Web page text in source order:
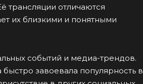
трансляции отличаются
их близкими и понятными
событий и медиа-трендов.
завоевала популярность в